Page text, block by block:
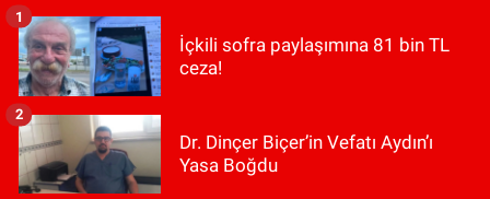
İçkili sofra paylaşımına 81 bin TL
ceza!
1
Dr. Dinçer Biçer’in Vefatı Aydın’ı
Yasa Boğdu
2